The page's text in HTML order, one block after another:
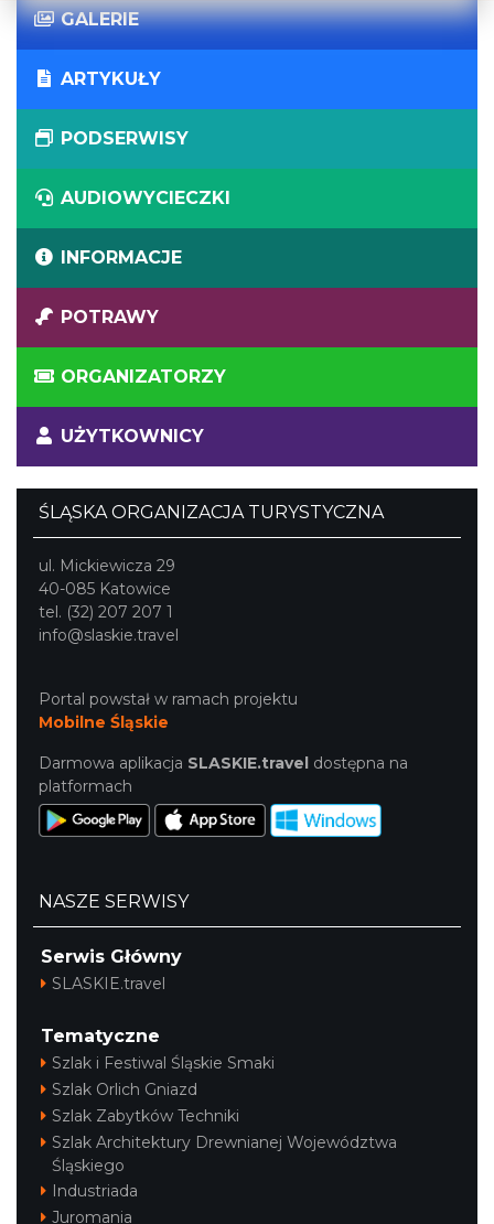
GALERIE
ARTYKUŁY
PODSERWISY
AUDIOWYCIECZKI
INFORMACJE
POTRAWY
ORGANIZATORZY
UŻYTKOWNICY
ŚLĄSKA ORGANIZACJA TURYSTYCZNA
ul. Mickiewicza 29
40-085 Katowice
tel. (32) 207 207 1
info@slaskie.travel
Portal powstał w ramach projektu
Mobilne Śląskie
Darmowa aplikacja SLASKIE.travel dostępna na
platformach
NASZE SERWISY
Serwis Główny
SLASKIE.travel
Tematyczne
Szlak i Festiwal Śląskie Smaki
Szlak Orlich Gniazd
Szlak Zabytków Techniki
Szlak Architektury Drewnianej Województwa
Śląskiego
Industriada
Juromania